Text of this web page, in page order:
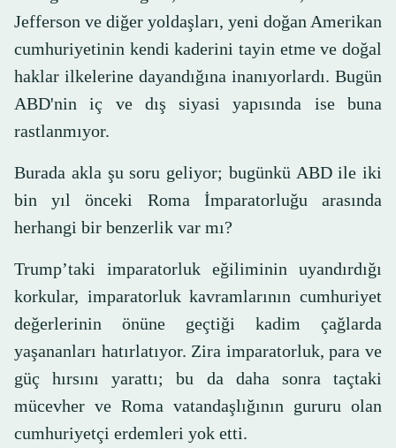
Jefferson ve diğer yoldaşları, yeni doğan Amerikan
cumhuriyetinin kendi kaderini tayin etme ve doğal
haklar ilkelerine dayandığına inanıyorlardı. Bugün
ABD'nin iç ve dış siyasi yapısında ise buna
rastlanmıyor.
Burada akla şu soru geliyor; bugünkü ABD ile iki
bin yıl önceki Roma İmparatorluğu arasında
herhangi bir benzerlik var mı?
Trump’taki imparatorluk eğiliminin uyandırdığı
korkular, imparatorluk kavramlarının cumhuriyet
değerlerinin önüne geçtiği kadim çağlarda
yaşananları hatırlatıyor. Zira imparatorluk, para ve
güç hırsını yarattı; bu da daha sonra taçtaki
mücevher ve Roma vatandaşlığının gururu olan
cumhuriyetçi erdemleri yok etti.